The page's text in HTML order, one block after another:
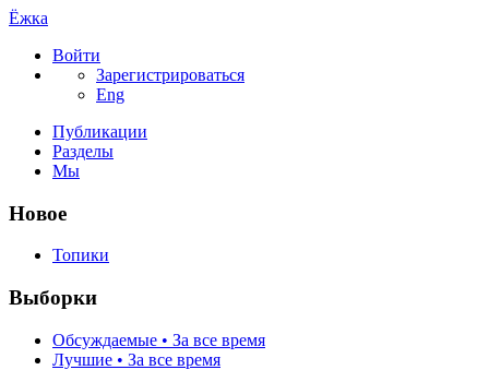
Ёжка
Войти
Зарегистрироваться
Eng
Публикации
Разделы
Мы
Новое
Топики
Выборки
Обсуждаемые • За все время
Лучшие • За все время